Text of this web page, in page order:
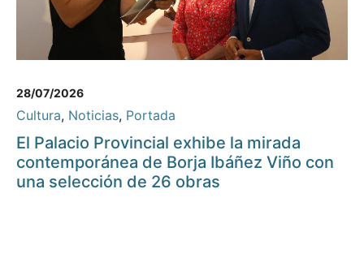
28/07/2026
Cultura, Noticias, Portada
El Palacio Provincial exhibe la mirada
contemporánea de Borja Ibáñez Viño con
una selección de 26 obras